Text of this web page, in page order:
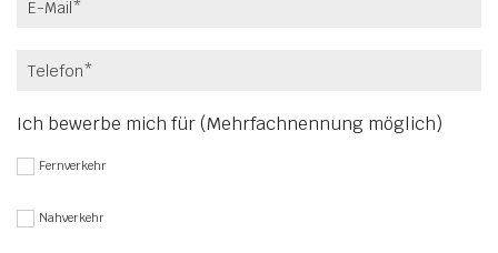
Ich bewerbe mich für (Mehrfachnennung möglich)
Fernverkehr
Nahverkehr